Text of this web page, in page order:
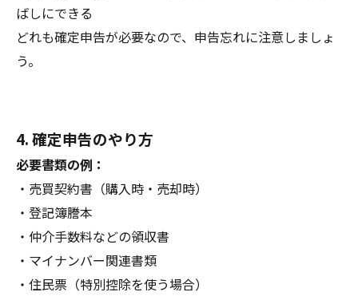
ばしにできる
どれも確定申告が必要なので、申告忘れに注意しましょ
う。
4. 確定申告のやり方
必要書類の例：
・売買契約書（購入時・売却時）
・登記簿謄本
・仲介手数料などの領収書
・マイナンバー関連書類
・住民票（特別控除を使う場合）